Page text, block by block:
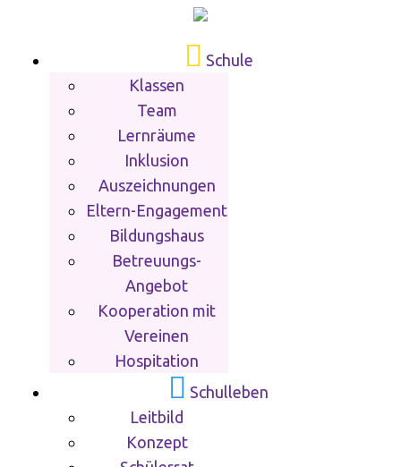
Schule
Klassen
Team
Lernräume
Inklusion
Auszeichnungen
Eltern-Engagement
Bildungshaus
Betreuungs-
Angebot
Kooperation mit
Vereinen
Hospitation
Schulleben
Leitbild
Konzept